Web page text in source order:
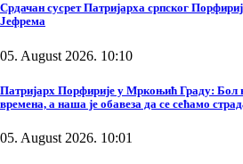
Срдачан сусрет Патријарха српског
Јефрема
05. August 2026. 10:10
Патријарх Порфирије у Мркоњић Граду: Бол
времена, а наша је обавеза да се сећамо
05. August 2026. 10:01